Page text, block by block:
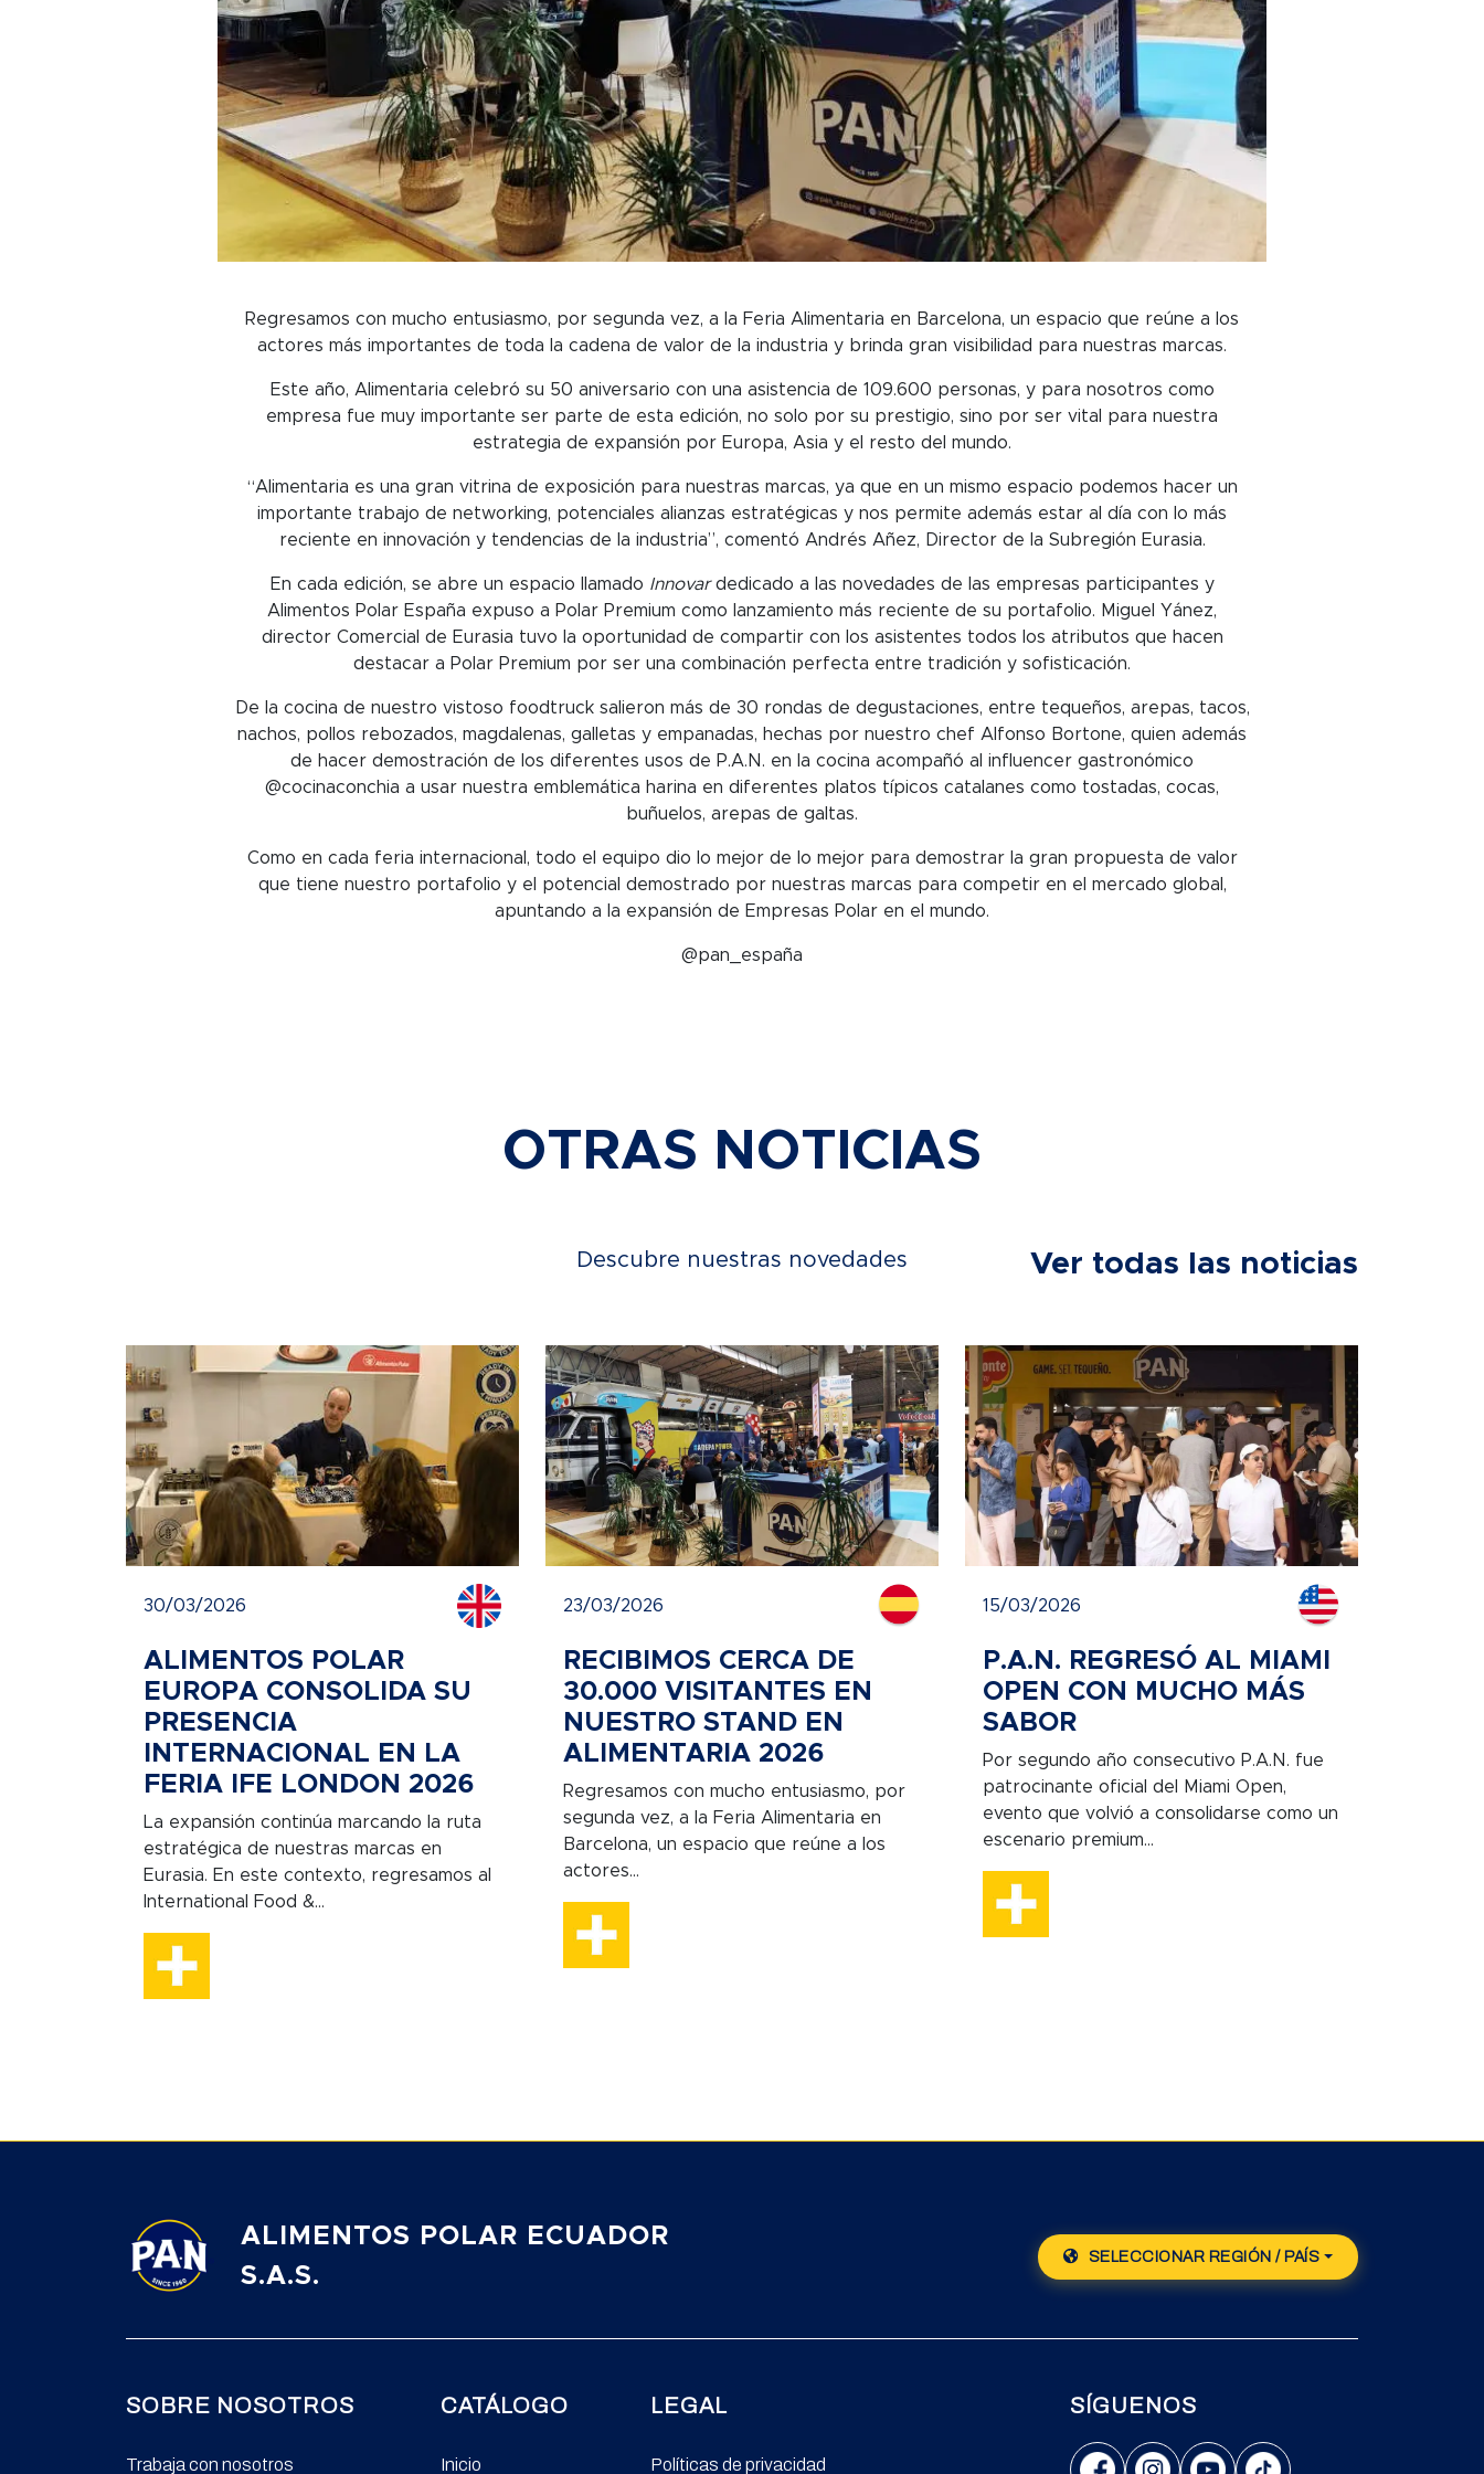
Regresamos con mucho entusiasmo, por segunda vez, a la Feria Alimentaria en Barcelona, un espacio que reúne a los
actores más importantes de toda la cadena de valor de la industria y brinda gran visibilidad para nuestras marcas.
Este año, Alimentaria celebró su 50 aniversario con una asistencia de 109.600 personas, y para nosotros como
empresa fue muy importante ser parte de esta edición, no solo por su prestigio, sino por ser vital para nuestra
estrategia de expansión por Europa, Asia y el resto del mundo.
“Alimentaria es una gran vitrina de exposición para nuestras marcas, ya que en un mismo espacio podemos hacer un
importante trabajo de networking, potenciales alianzas estratégicas y nos permite además estar al día con lo más
reciente en innovación y tendencias de la industria”, comentó Andrés Añez, Director de la Subregión Eurasia.
En cada edición, se abre un espacio llamado Innovardedicado a las novedades de las empresas participantes y
Alimentos Polar España expuso a Polar Premium como lanzamiento más reciente de su portafolio. Miguel Yánez,
director Comercial de Eurasia tuvo la oportunidad de compartir con los asistentes todos los atributos que hacen
destacar a Polar Premium por ser una combinación perfecta entre tradición y sofisticación.
De la cocina de nuestro vistoso foodtruck salieron más de 30 rondas de degustaciones, entre tequeños, arepas, tacos,
nachos, pollos rebozados, magdalenas, galletas y empanadas, hechas por nuestro chef Alfonso Bortone, quien además
de hacer demostración de los diferentes usos de P.A.N. en la cocina acompañó al influencer gastronómico
@cocinaconchia a usar nuestra emblemática harina en diferentes platos típicos catalanes como tostadas, cocas,
buñuelos, arepas de galtas.
Como en cada feria internacional, todo el equipo dio lo mejor de lo mejor para demostrar la gran propuesta de valor
que tiene nuestro portafolio y el potencial demostrado por nuestras marcas para competir en el mercado global,
apuntando a la expansión de Empresas Polar en el mundo.
@pan_españa
OTRAS NOTICIAS
Descubre nuestras novedades Ver todas las noticias
30/03/2026
ALIMENTOS POLAR
EUROPA CONSOLIDA SU
PRESENCIA
INTERNACIONAL EN LA
FERIA IFE LONDON 2026
La expansión continúa marcando la ruta
estratégica de nuestras marcas en
Eurasia. En este contexto, regresamos al
International Food &...
23/03/2026
RECIBIMOS CERCA DE
30.000 VISITANTES EN
NUESTRO STAND EN
ALIMENTARIA 2026
Regresamos con mucho entusiasmo, por
segunda vez, a la Feria Alimentaria en
Barcelona, un espacio que reúne a los
actores...
15/03/2026
P.A.N. REGRESÓ AL MIAMI
OPEN CON MUCHO MÁS
SABOR
Por segundo año consecutivo P.A.N. fue
patrocinante oficial del Miami Open,
evento que volvió a consolidarse como un
escenario premium...
ALIMENTOS POLAR ECUADOR
S.A.S.
SELECCIONAR REGIÓN / PAÍS
SOBRE NOSOTROS
Trabaja con nosotros
CATÁLOGO
Inicio
LEGAL
Políticas de privacidad
SÍGUENOS